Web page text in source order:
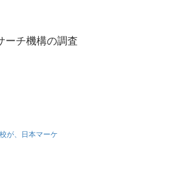
ーチ機構の調査
が、日本マーケ